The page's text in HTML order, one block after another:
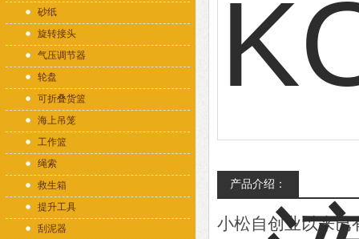
砂纸
旋转接头
气压调节器
轮盘
可折叠货篮
海上吊笼
工作篮
绳索
救生箱
提升工具
刮泥器
产品介绍：
小松自创业以来已